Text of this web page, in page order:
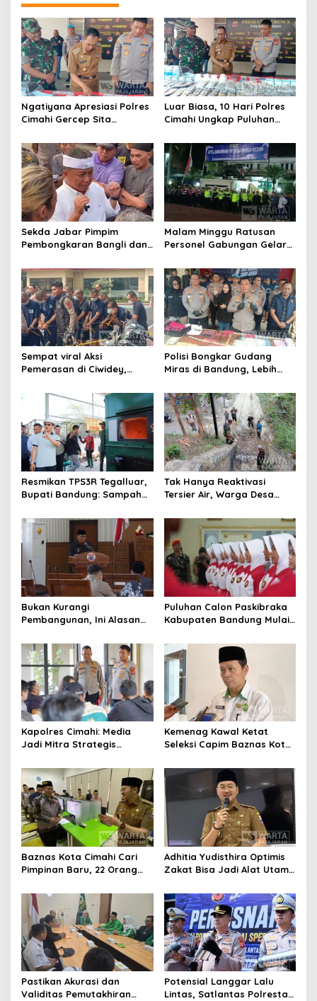
Ngatiyana Apresiasi Polres
Cimahi Gercep Sita
Terbatas
Luar Biasa, 10 Hari Polres
Cimahi Ungkap Puluhan
Ribu Butir OKT
Sekda Jabar Pimpim
Pembongkaran Bangli dan
Kiaracondong
Malam Minggu Ratusan
Personel Gabungan Gelar
Besar Kabupaten Bandung
Sempat viral Aksi
Pemerasan di Ciwidey,
Pelaku
Polisi Bongkar Gudang
Miras di Bandung, Lebih
Resmikan TPS3R Tegalluar,
Bupati Bandung: Sampah
Pemerintah
Tak Hanya Reaktivasi
Tersier Air, Warga Desa
Alternatif di Padalarang
Bukan Kurangi
Pembangunan, Ini Alasan
Pengurangan Belanja
Daerah
Puluhan Calon Paskibraka
Kabupaten Bandung Mulai
Kapolres Cimahi: Media
Jadi Mitra Strategis
Publik
Kemenag Kawal Ketat
Seleksi Capim Baznas Kota
Komisioner Baznas
Berintegritas
Baznas Kota Cimahi Cari
Pimpinan Baru, 22 Orang
Adhitia Yudisthira Optimis
Zakat Bisa Jadi Alat Utama
Kota Cimahi
Pastikan Akurasi dan
Validitas Pemutakhiran
Potensial Langgar Lalu
Lintas, Satlantas Polresta